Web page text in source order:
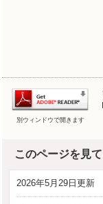
別ウィンドウで開きます
このページを見
2026年5月29日更新